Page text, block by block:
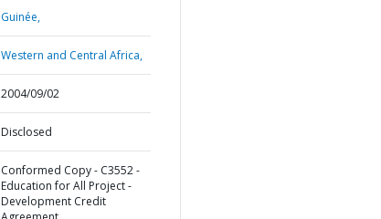
Guinée,
Western and Central Africa,
2004/09/02
Disclosed
Conformed Copy - C3552 -
Education for All Project -
Development Credit